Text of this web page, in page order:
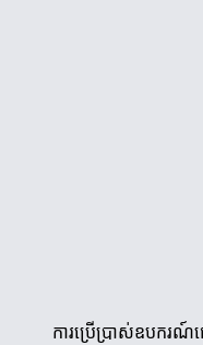
ការប្រើប្រាស់ឧបករណ៍ផ្